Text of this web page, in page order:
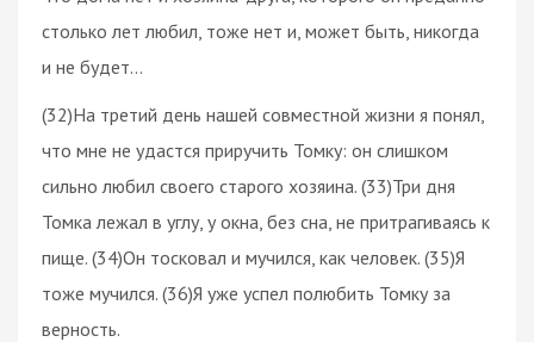
столько лет любил, тоже нет и, может быть, никогда
и не будет…
(32)На третий день нашей совместной жизни я понял,
что мне не удастся приручить Томку: он слишком
сильно любил своего старого хозяина. (33)Три дня
Томка лежал в углу, у окна, без сна, не притрагиваясь к
пище. (34)Он тосковал и мучился, как человек. (35)Я
тоже мучился. (36)Я уже успел полюбить Томку за
верность.